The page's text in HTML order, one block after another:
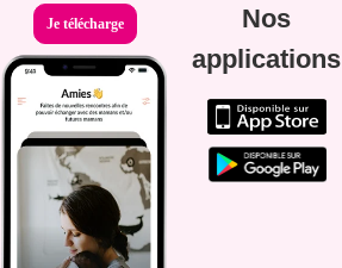
Je télécharge
Nos
applications